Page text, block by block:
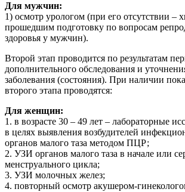
Для мужчин:
1) осмотр урологом (при его отсутствии –
прошедшим подготовку по вопросам
здоровья у мужчин).
Второй этап проводится по результатам
дополнительного обследования и
заболевания (состояния). При наличии
второго этапа проводятся:
Для женщин:
1. в возрасте 30 – 49 лет – лабораторные
в целях выявления возбудителей
органов малого таза методом ПЦР;
2. УЗИ органов малого таза в начале или
менструального цикла;
3. УЗИ молочных желез;
4. повторный осмотр акушером-